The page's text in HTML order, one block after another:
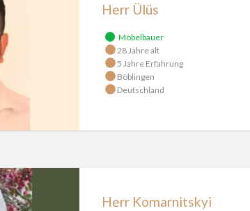
Herr Ülüs
Möbelbauer
28 Jahre alt
5 Jahre Erfahrung
Böblingen
Deutschland
Herr Komarnitskyi